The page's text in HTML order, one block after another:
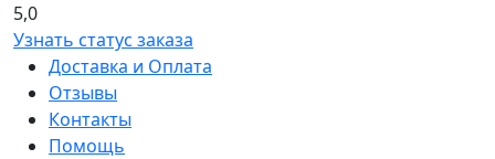
5,0
Узнать статус заказа
Доставка и Оплата
Отзывы
Контакты
Помощь